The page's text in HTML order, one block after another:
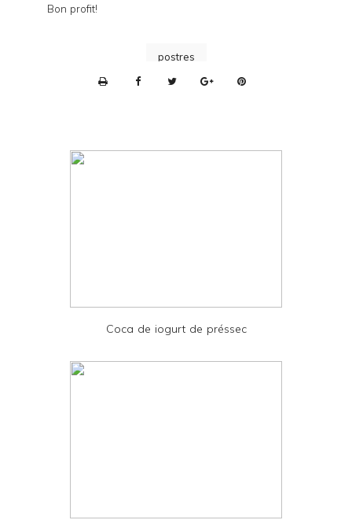
Bon profit!
postres
n
d
Coca de iogurt de préssec